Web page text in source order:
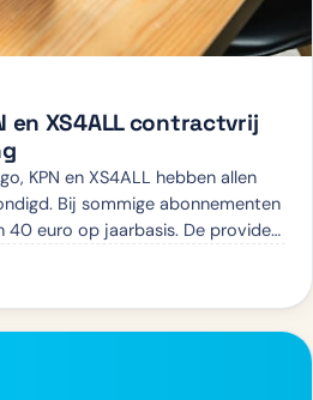
en XS4ALL contractvrij
KPN en XS4ALL hebben allen
Bij sommige abonnementen
euro op jaarbasis. De providers